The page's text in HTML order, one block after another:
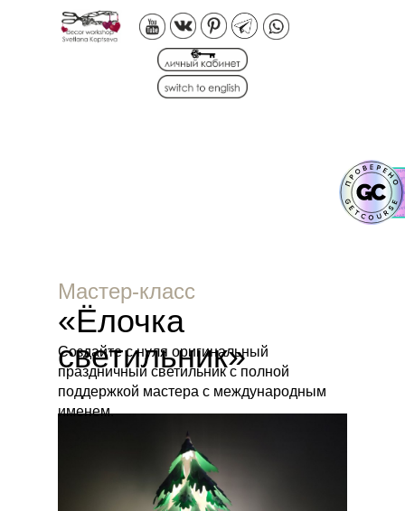
Мастер-класс
«Ёлочка
светильник»
Создайте с нуля оригинальный
праздничный светильник с полной
поддержкой мастера с международным
именем.